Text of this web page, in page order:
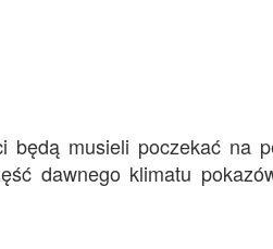
musieli poczekać na
dawnego klimatu